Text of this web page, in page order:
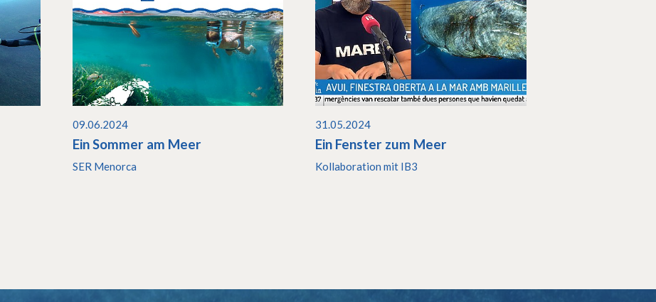
09.06.2024
Ein Sommer am Meer
SER Menorca
31.05.2024
Ein Fenster zum Meer
Kollaboration mit IB3